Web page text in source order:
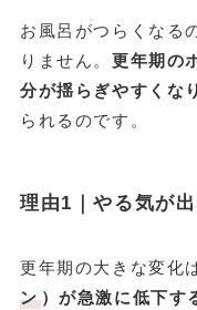
お風呂がつらくなる
りません。 更年期の
分が揺らぎやすくなり
られるのです。
理由1｜やる気が
更年期の大きな変化
ン）が急激に低下す